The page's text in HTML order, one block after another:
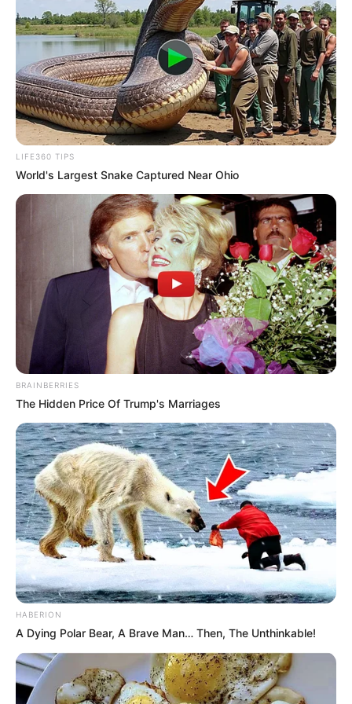
Mute
(foto: twitter/@dwandy_ dan instagram/isyanasarasvati)
2. Tak hanya disebut mirip Isyana Sarasvati, Titiek
Puspa juga disebut-sebut mirip Jessica Mila
(foto: twitter/@dwandy_ dan instagram/jscmila)
3. Dhawiya Zahida merupakan duplikat ibunya saat
masih muda. Hanya tahi lalat yang membedakan
keduanya
LIFE360 TIPS
World's Largest Snake Captured Near Ohio
BRAINBERRIES
The Hidden Price Of Trump's Marriages
HABERION
A Dying Polar Bear, A Brave Man… Then, The Unthinkable!